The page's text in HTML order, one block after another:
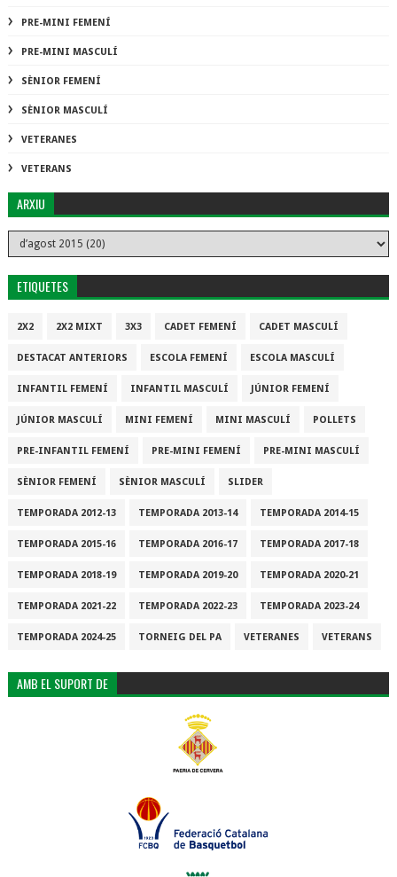
PRE-MINI FEMENÍ
PRE-MINI MASCULÍ
SÈNIOR FEMENÍ
SÈNIOR MASCULÍ
VETERANES
VETERANS
ARXIU
ETIQUETES
2X2 2X2 MIXT 3X3 CADET FEMENÍ CADET MASCULÍ
DESTACAT ANTERIORS ESCOLA FEMENÍ ESCOLA MASCULÍ
INFANTIL FEMENÍ INFANTIL MASCULÍ JÚNIOR FEMENÍ
JÚNIOR MASCULÍ MINI FEMENÍ MINI MASCULÍ POLLETS
PRE-INFANTIL FEMENÍ PRE-MINI FEMENÍ PRE-MINI MASCULÍ
SÈNIOR FEMENÍ SÈNIOR MASCULÍ SLIDER
TEMPORADA 2012-13 TEMPORADA 2013-14 TEMPORADA 2014-15
TEMPORADA 2015-16 TEMPORADA 2016-17 TEMPORADA 2017-18
TEMPORADA 2018-19 TEMPORADA 2019-20 TEMPORADA 2020-21
TEMPORADA 2021-22 TEMPORADA 2022-23 TEMPORADA 2023-24
TEMPORADA 2024-25 TORNEIG DEL PA VETERANES VETERANS
AMB EL SUPORT DE